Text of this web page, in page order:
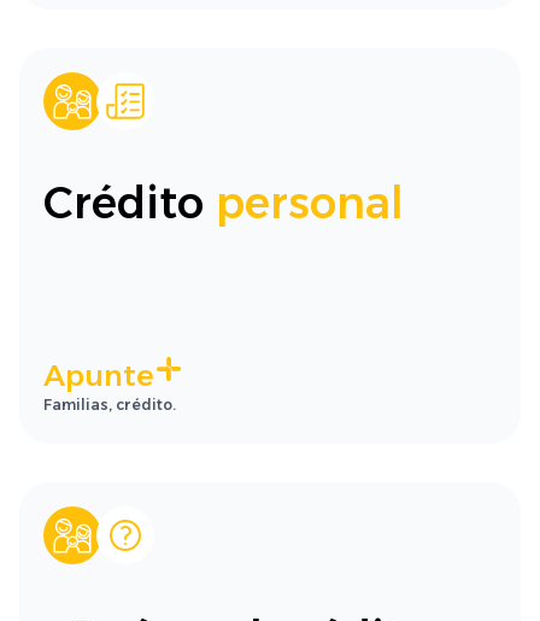
Crédito personal
Apunte
Familias, crédito.